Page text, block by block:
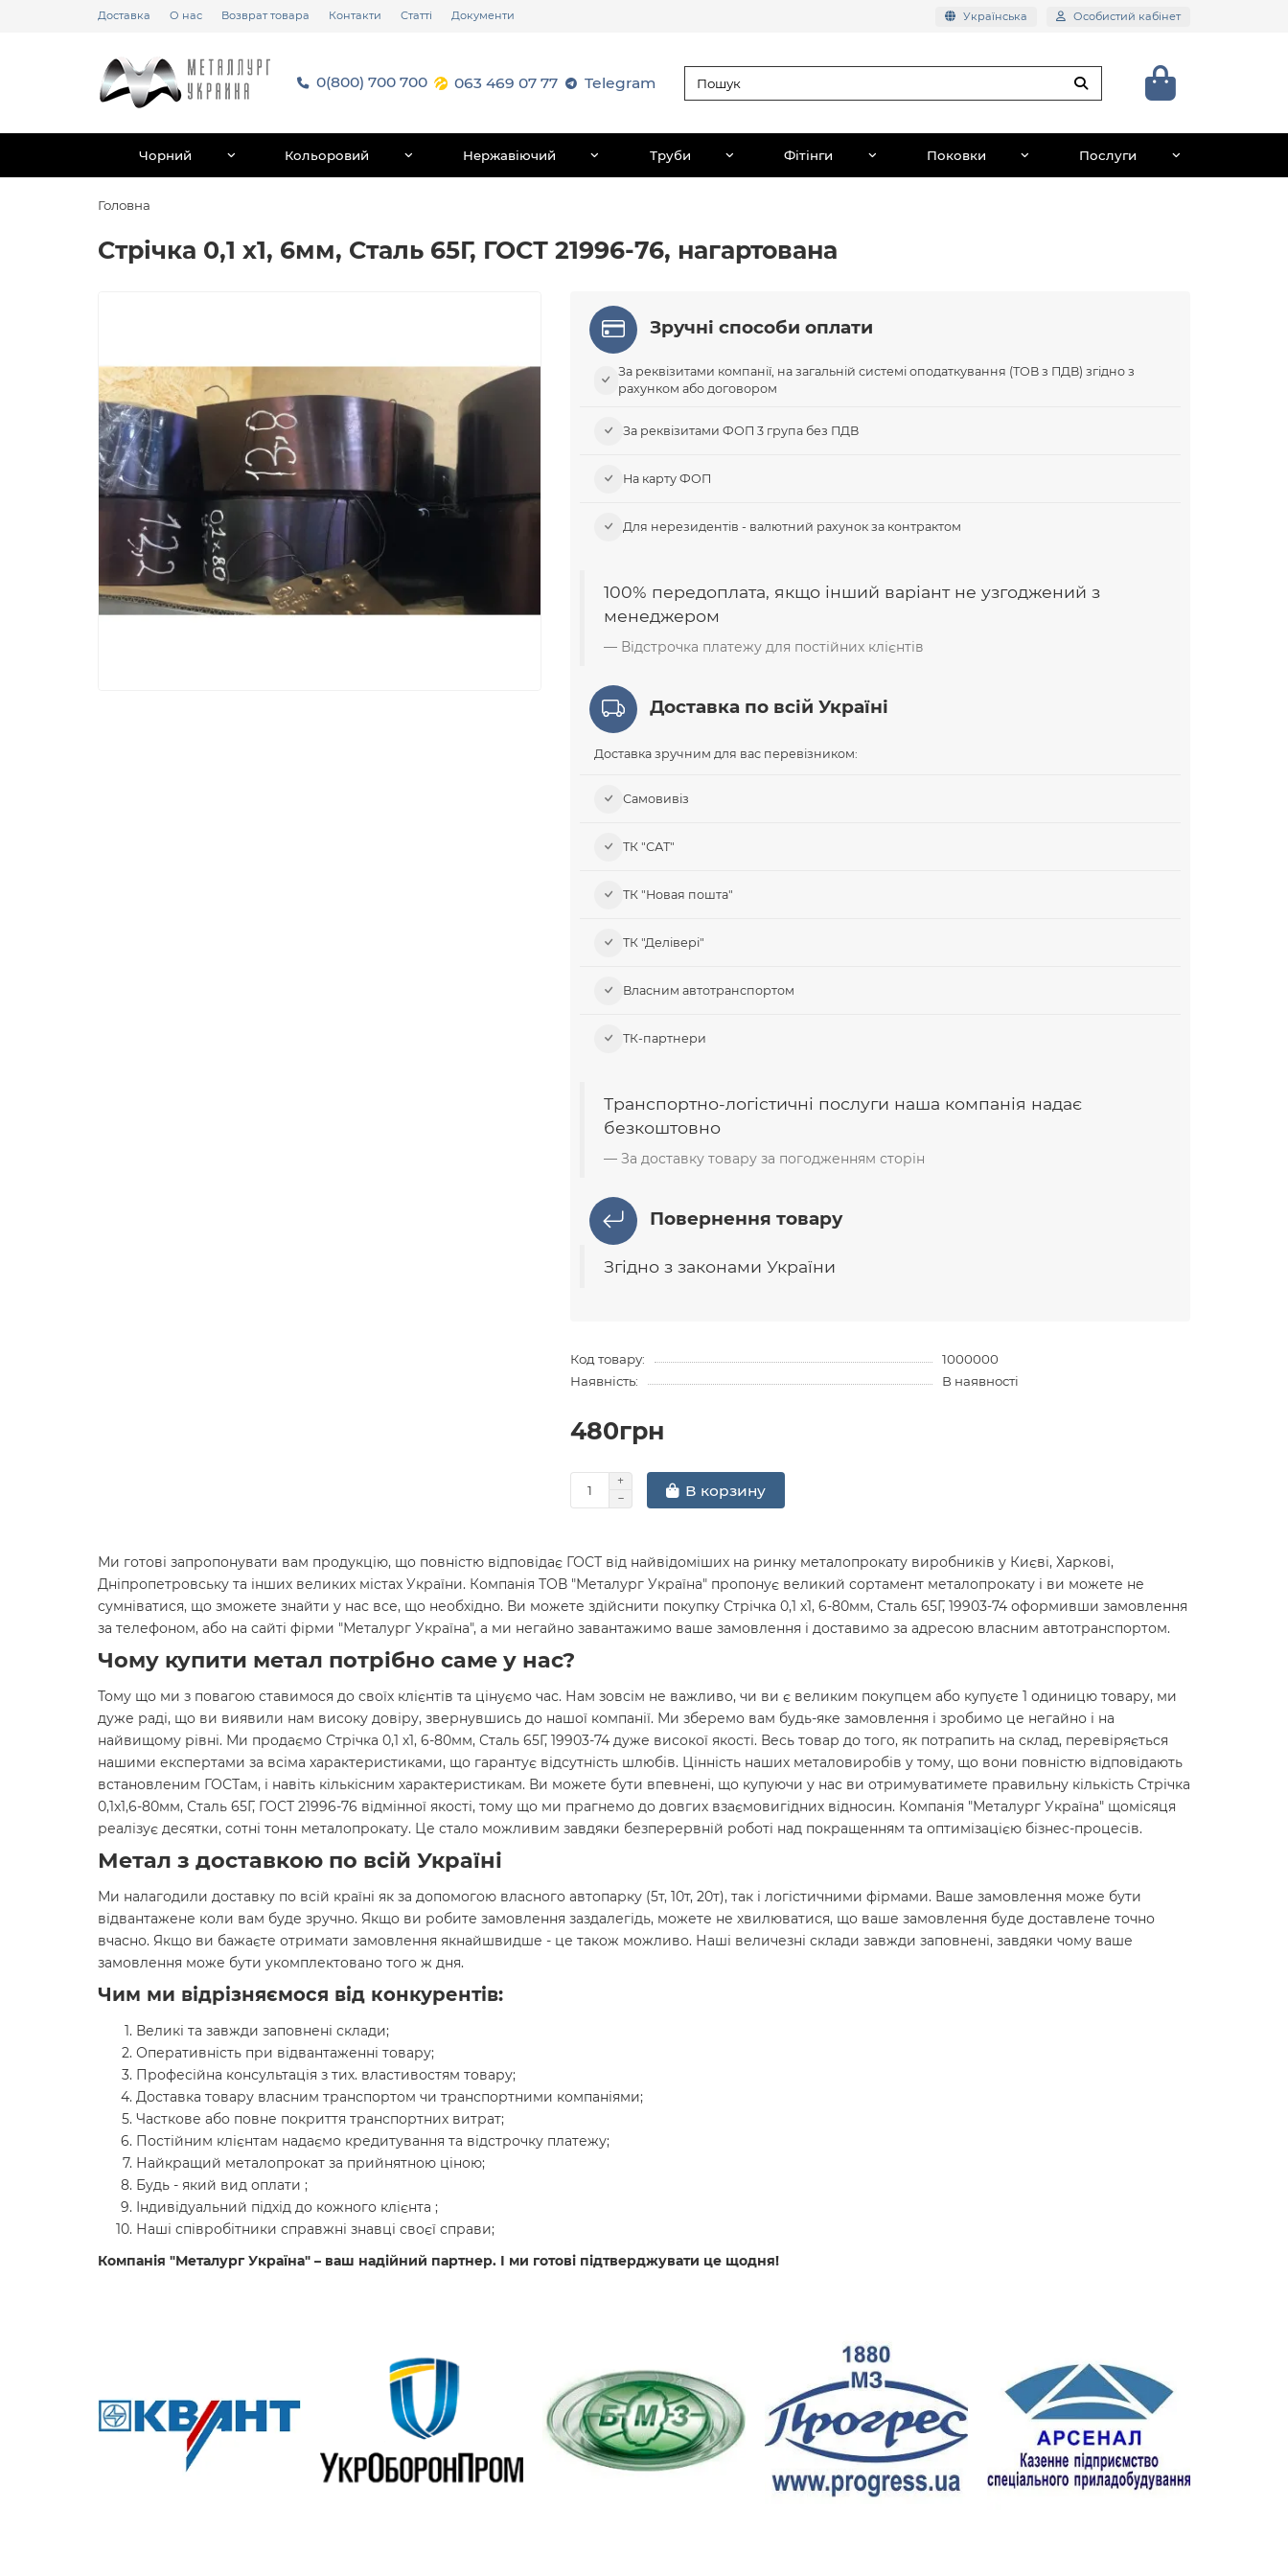
Доставка О нас Возврат товара Контакти Статті Документи Українська Особистий кабінет
0(800) 700 700 063 469 07 77 Telegram
Чорний Кольоровий Нержавіючий Труби Фітінги Поковки Послуги
Головна
Стрічка 0,1 х1, 6мм, Сталь 65Г, ГОСТ 21996-76, нагартована
Зручні способи оплати
За реквізитами компанії, на загальній системі оподаткування (ТОВ з ПДВ) згідно з
рахунком або договором
За реквізитами ФОП 3 група без ПДВ
На карту ФОП
Для нерезидентів - валютний рахунок за контрактом
100% передоплата, якщо інший варіант не узгоджений з
менеджером
Відстрочка платежу для постійних клієнтів
Доставка по всій Україні
Доставка зручним для вас перевізником:
Самовивіз​
ТК "САТ"
ТК "Новая пошта"
ТК "Делівері"
Власним автотранспортом
ТК-партнери
Транспортно-логістичні послуги наша компанія надає
безкоштовно
За доставку товару за погодженням сторін
Повернення товару
Згідно з законами України
Код товару:
1000000
Наявність:
В наявності
480грн
В корзину
Ми готові запропонувати вам продукцію, що повністю відповідає ГОСТ від найвідоміших на ринку металопрокату виробників у Києві, Харкові,
Дніпропетровську та інших великих містах України. Компанія ТОВ "Металург Україна" пропонує великий сортамент металопрокату і ви можете не
сумніватися, що зможете знайти у нас все, що необхідно. Ви можете здійснити покупку Стрічка 0,1 х1, 6-80мм, Сталь 65Г, 19903-74 оформивши замовлення
за телефоном, або на сайті фірми "Металург Україна", а ми негайно завантажимо ваше замовлення і доставимо за адресою власним автотранспортом.
Чому купити метал потрібно саме у нас?
Тому що ми з повагою ставимося до своїх клієнтів та цінуємо час. Нам зовсім не важливо, чи ви є великим покупцем або купуєте 1 одиницю товару, ми
дуже раді, що ви виявили нам високу довіру, звернувшись до нашої компанії. Ми зберемо вам будь-яке замовлення і зробимо це негайно і на
найвищому рівні. Ми продаємо Стрічка 0,1 х1, 6-80мм, Сталь 65Г, 19903-74 дуже високої якості. Весь товар до того, як потрапить на склад, перевіряється
нашими експертами за всіма характеристиками, що гарантує відсутність шлюбів. Цінність наших металовиробів у тому, що вони повністю відповідають
встановленим ГОСТам, і навіть кількісним характеристикам. Ви можете бути впевнені, що купуючи у нас ви отримуватимете правильну кількість Стрічка
0,1х1,6-80мм, Сталь 65Г, ГОСТ 21996-76 відмінної якості, тому що ми прагнемо до довгих взаємовигідних відносин. Компанія "Металург Україна" щомісяця
реалізує десятки, сотні тонн металопрокату. Це стало можливим завдяки безперервній роботі над покращенням та оптимізацією бізнес-процесів.
Метал з доставкою по всій Україні
Ми налагодили доставку по всій країні як за допомогою власного автопарку (5т, 10т, 20т), так і логістичними фірмами. Ваше замовлення може бути
відвантажене коли вам буде зручно. Якщо ви робите замовлення заздалегідь, можете не хвилюватися, що ваше замовлення буде доставлене точно
вчасно. Якщо ви бажаєте отримати замовлення якнайшвидше - це також можливо. Наші величезні склади завжди заповнені, завдяки чому ваше
замовлення може бути укомплектовано того ж дня.
Чим ми відрізняємося від конкурентів:
Великі та завжди заповнені склади;
Оперативність при відвантаженні товару;
Професійна консультація з тих. властивостям товару;
Доставка товару власним транспортом чи транспортними компаніями;
Часткове або повне покриття транспортних витрат;
Постійним клієнтам надаємо кредитування та відстрочку платежу;
Найкращий металопрокат за прийнятною ціною;
Будь - який вид оплати ;
Індивідуальний підхід до кожного клієнта ;
Наші співробітники справжні знавці своєї справи;
Компанія "Металург Україна" – ваш надійний партнер. І ми готові підтверджувати це щодня!